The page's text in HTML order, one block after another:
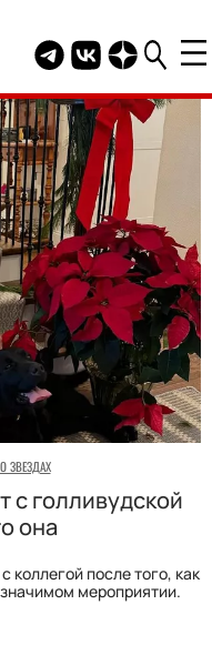
Telegram канал
Группа HELLO
Канал
ЗВЕЗДАХ
с голливудской
она
коллегой после того, как
мероприятии.